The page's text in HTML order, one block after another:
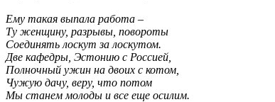
Ему такая выпала работа –
Ту женщину, разрывы, повороты
Соединять лоскут за лоскутом.
Две кафедры, Эстонию с Россией,
Полночный ужин на двоих с котом,
Чужую дачу, веру, что потом
Мы станем молоды и все еще осилим.